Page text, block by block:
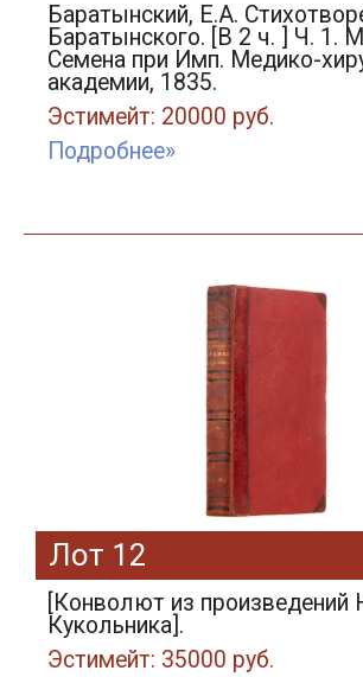
Баратынский, Е.А.
Баратынского. [В 2 ч. ] Ч. 1.
Семена при Имп. Медико-
академии, 1835.
Эстимейт: 20000 руб.
Подробнее»
Лот 12
[Конволют из произведений
Кукольника].
Эстимейт: 35000 руб.